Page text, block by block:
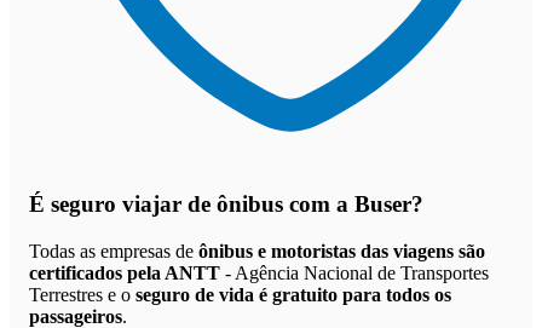
É seguro viajar de ônibus com a Buser?
Todas as empresas de ônibus e motoristas das viagens são
certificados pela ANTT - Agência Nacional de Transportes
Terrestres e o seguro de vida é gratuito para todos os
passageiros.